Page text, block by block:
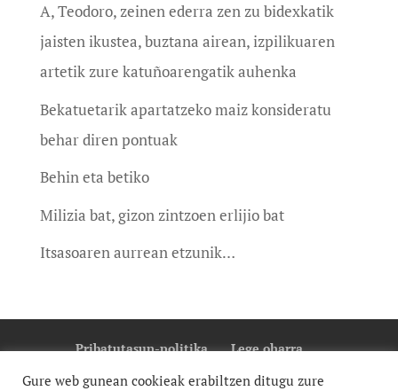
A, Teodoro, zeinen ederra zen zu bidexkatik
jaisten ikustea, buztana airean, izpilikuaren
artetik zure katuñoarengatik auhenka
Bekatuetarik apartatzeko maiz konsideratu
behar diren pontuak
Behin eta betiko
Milizia bat, gizon zintzoen erlijio bat
Itsasoaren aurrean etzunik…
Pribatutasun-politika
Lege oharra
Cookie Politika
Gure web gunean cookieak erabiltzen ditugu zure